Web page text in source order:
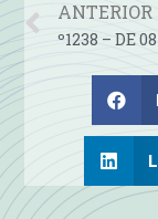
ANTERIOR